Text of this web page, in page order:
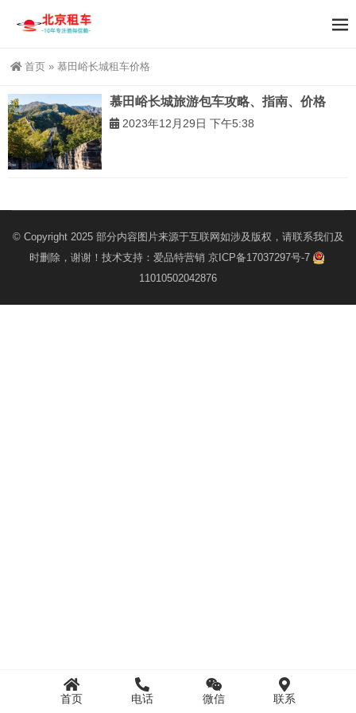
首页 » 慕田峪长城租车价格
慕田峪长城旅游包车攻略、指南、价格
2023年12月29日 下午5:38
© Copyright 2025 部分内容图片来源于互联网如涉及版权，请联系我们及
时删除，谢谢！技术支持： 爱品特营销 京ICP备17037297号-7
11010502042876
首页 电话 微信 联系